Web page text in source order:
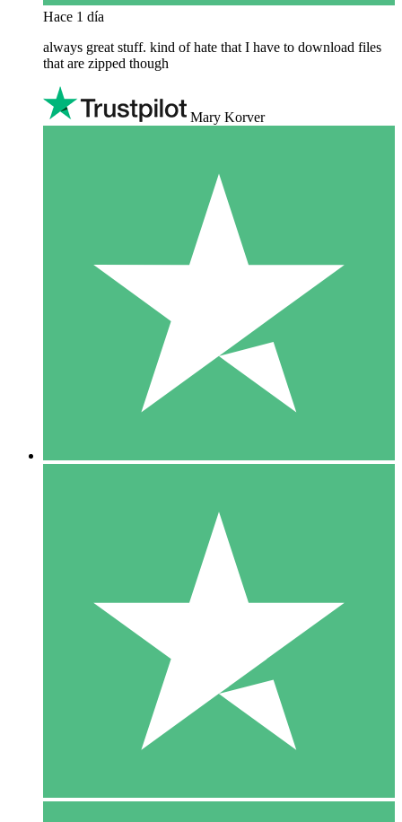
Hace 1 día
always great stuff. kind of hate that I have to download files
that are zipped though
Mary Korver